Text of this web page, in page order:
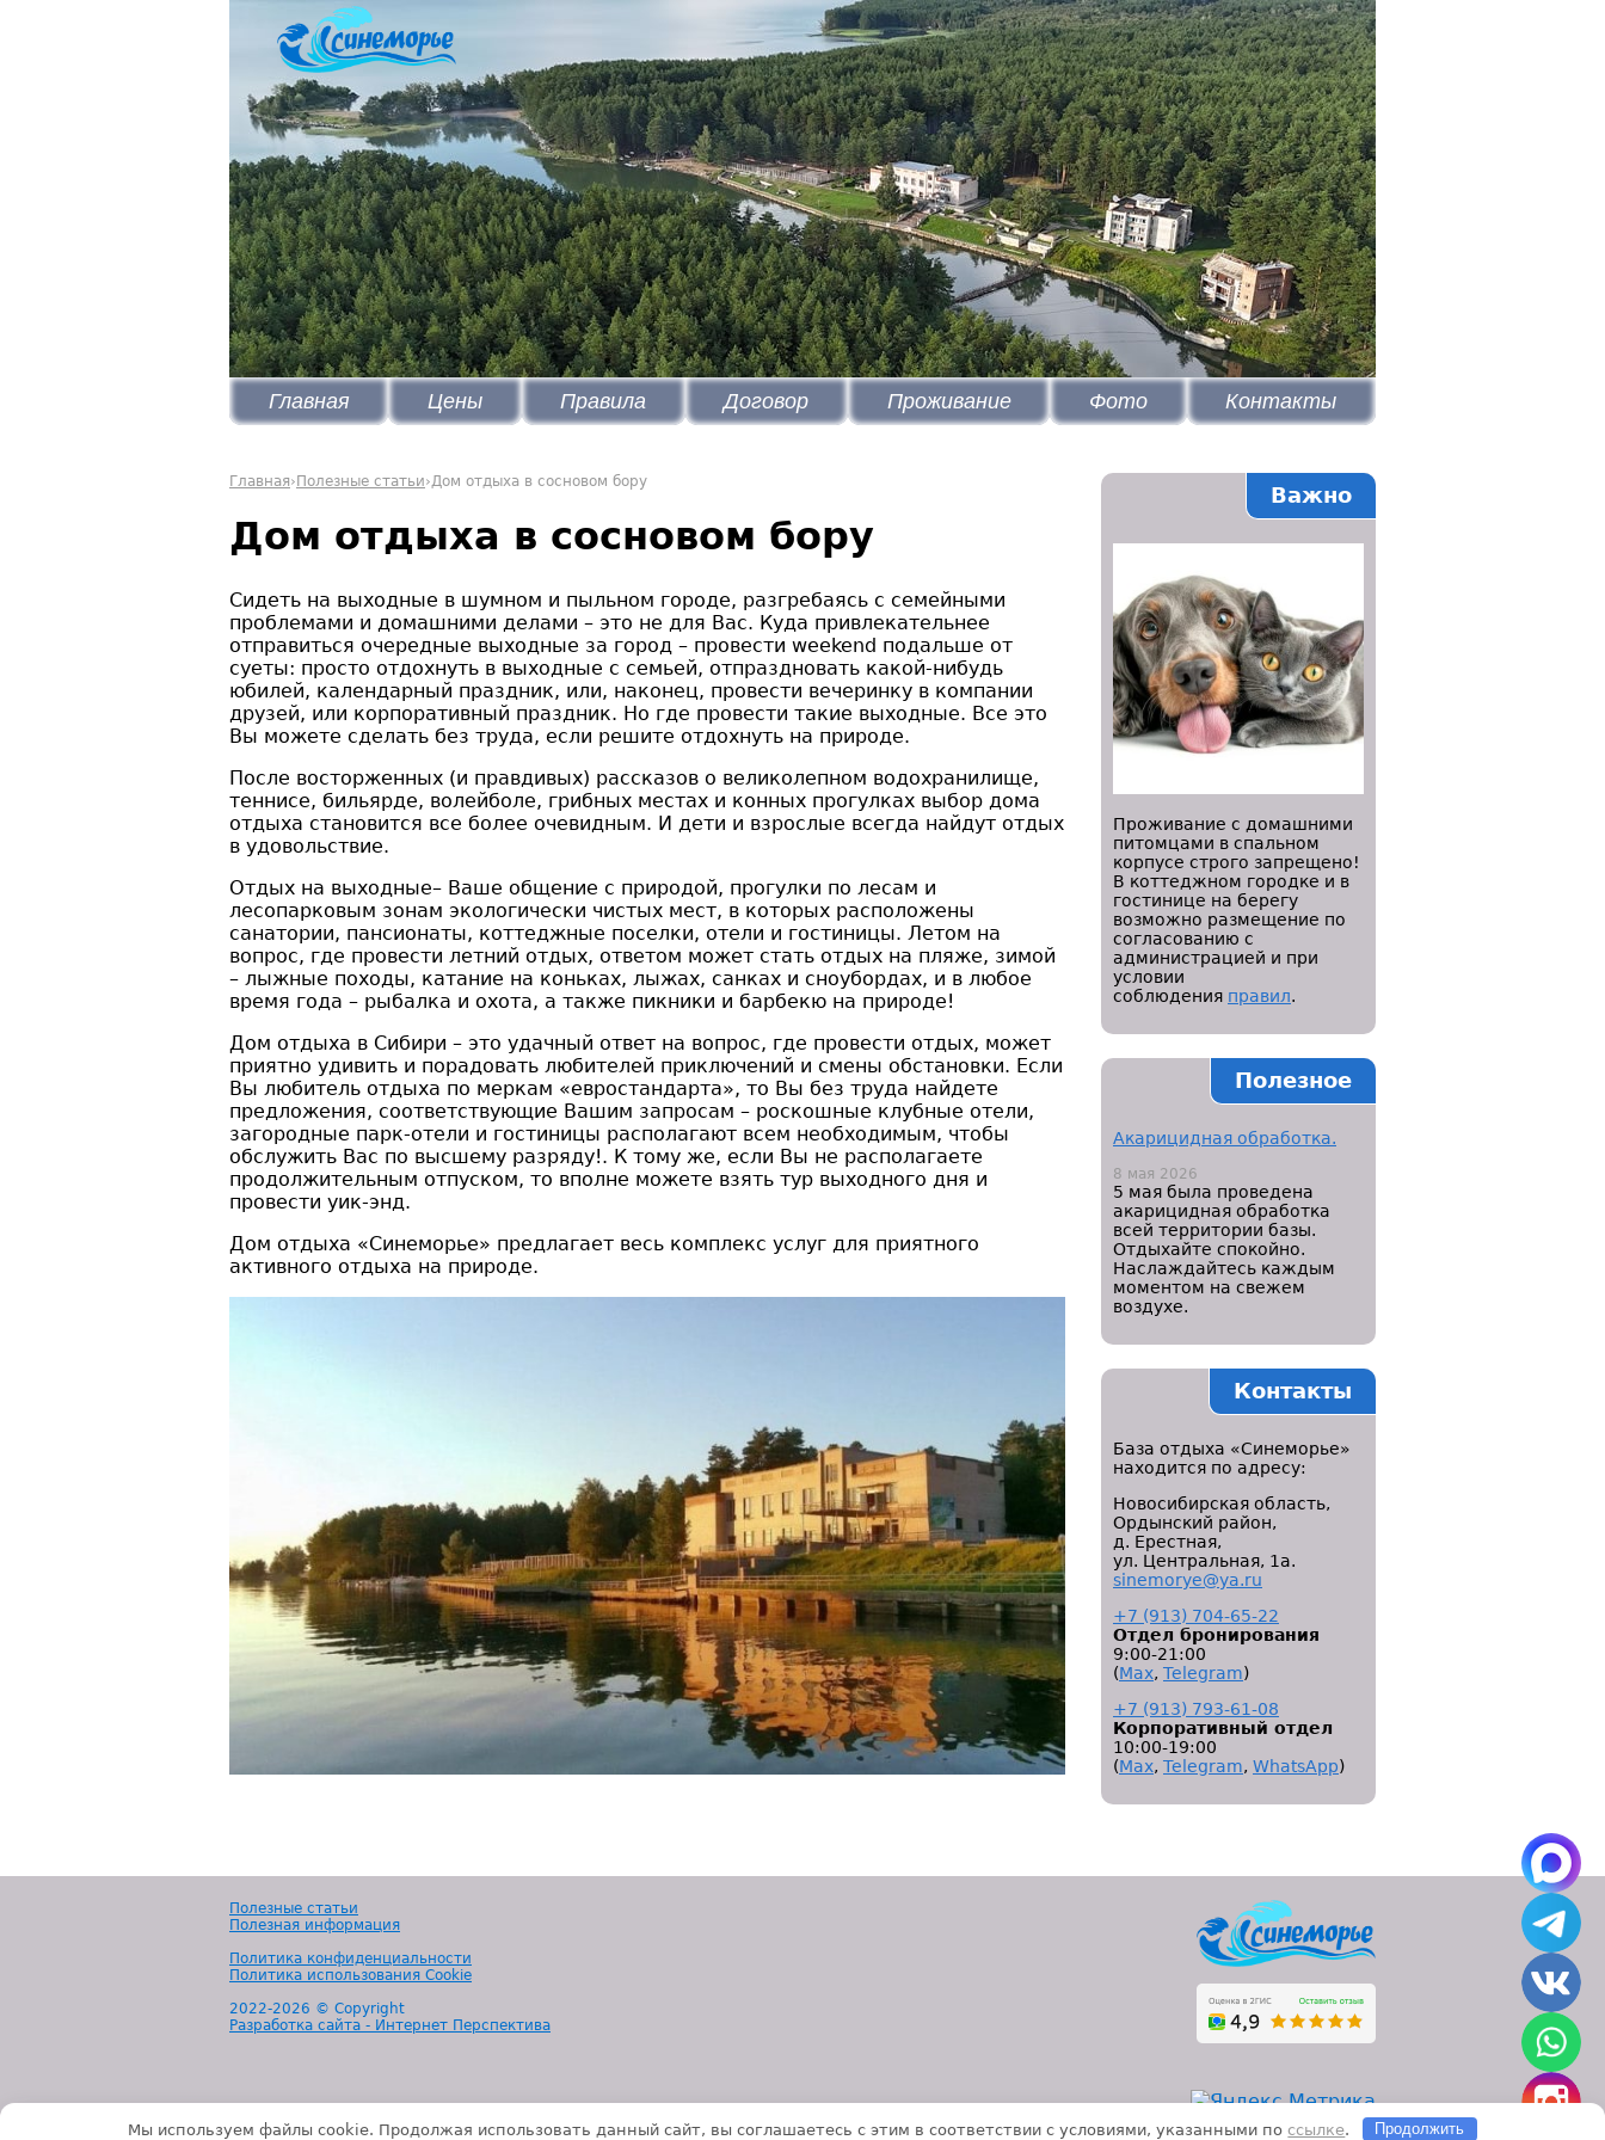
Главная Цены Правила Договор Проживание Фото Контакты
Главная› Полезные статьи›Дом отдыха в сосновом бору
Дом отдыха в сосновом бору
Сидеть на выходные в шумном и пыльном городе, разгребаясь с семейными
проблемами и домашними делами – это не для Вас. Куда привлекательнее
отправиться очередные выходные за город – провести weekend подальше от
суеты: просто отдохнуть в выходные с семьей, отпраздновать какой-нибудь
юбилей, календарный праздник, или, наконец, провести вечеринку в компании
друзей, или корпоративный праздник. Но где провести такие выходные. Все это
Вы можете сделать без труда, если решите отдохнуть на природе.
После восторженных (и правдивых) рассказов о великолепном водохранилище,
теннисе, бильярде, волейболе, грибных местах и конных прогулках выбор дома
отдыха становится все более очевидным. И дети и взрослые всегда найдут отдых
в удовольствие.
Отдых на выходные– Ваше общение с природой, прогулки по лесам и
лесопарковым зонам экологически чистых мест, в которых расположены
санатории, пансионаты, коттеджные поселки, отели и гостиницы. Летом на
вопрос, где провести летний отдых, ответом может стать отдых на пляже, зимой
– лыжные походы, катание на коньках, лыжах, санках и сноубордах, и в любое
время года – рыбалка и охота, а также пикники и барбекю на природе!
Дом отдыха в Сибири – это удачный ответ на вопрос, где провести отдых, может
приятно удивить и порадовать любителей приключений и смены обстановки. Если
Вы любитель отдыха по меркам «евростандарта», то Вы без труда найдете
предложения, соответствующие Вашим запросам – роскошные клубные отели,
загородные парк-отели и гостиницы располагают всем необходимым, чтобы
обслужить Вас по высшему разряду!. К тому же, если Вы не располагаете
продолжительным отпуском, то вполне можете взять тур выходного дня и
провести уик-энд.
Дом отдыха «Синеморье» предлагает весь комплекс услуг для приятного
активного отдыха на природе.
Важно
Проживание с домашними
питомцами в спальном
корпусе строго запрещено!
В коттеджном городке и в
гостинице на берегу
возможно размещение по
согласованию с
администрацией и при
условии
соблюдения правил.
Полезное
Акарицидная обработка.
8 мая 2026
5 мая была проведена
акарицидная обработка
всей территории базы.
Отдыхайте спокойно.
Наслаждайтесь каждым
моментом на свежем
воздухе.
Контакты
База отдыха «Синеморье»
находится по адресу:
Новосибирская область,
Ордынский район,
д. Ерестная,
ул. Центральная, 1а.
sinemorye@ya.ru
+7 (913) 704-65-22
Отдел бронирования
9:00-21:00
(Мах, Telegram)
+7 (913) 793-61-08
Корпоративный отдел
10:00-19:00
(Мах, Telegram, WhatsApp)
Полезные статьи
Полезная информация
Политика конфиденциальности
Политика использования Cookie
2022-2026 © Copyright
Разработка сайта - Интернет Перспектива
Мы используем файлы cookie. Продолжая использовать данный сайт, вы соглашаетесь с этим в соответствии с условиями, указанными поссылке. Продолжить